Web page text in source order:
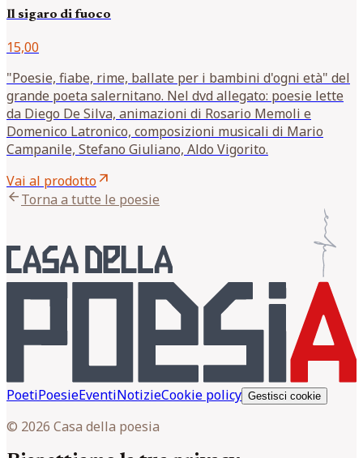
Il sigaro di fuoco
15,00
"Poesie, fiabe, rime, ballate per i bambini d'ogni età" del
grande poeta salernitano. Nel dvd allegato: poesie lette
da Diego De Silva, animazioni di Rosario Memoli e
Domenico Latronico, composizioni musicali di Mario
Campanile, Stefano Giuliano, Aldo Vigorito.
Vai al prodottoarrow_outward
arrow_backTorna a tutte le poesie
PoetiPoesieEventiNotizieCookie policy Gestisci cookie
© 2026 Casa della poesia